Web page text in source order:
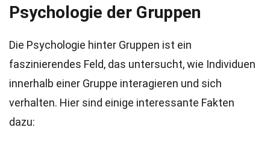
Psychologie der Gruppen
Die Psychologie hinter Gruppen ist ein
faszinierendes Feld, das untersucht, wie Individuen
innerhalb einer Gruppe interagieren und sich
verhalten. Hier sind einige interessante Fakten
dazu: